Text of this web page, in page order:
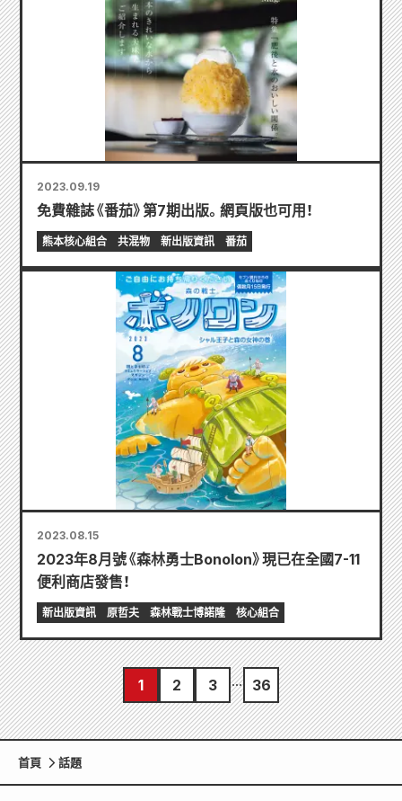
2023.09.19
免費雜誌《番茄》第7期出版。網頁版也可用！
熊本核心組合 共混物 新出版資訊 番茄
2023.08.15
2023年8月號《森林勇士Bonolon》現已在全國7-11
便利商店發售！
新出版資訊 原哲夫 森林戰士博諾隆 核心組合
1 2 3 36
首頁 話題